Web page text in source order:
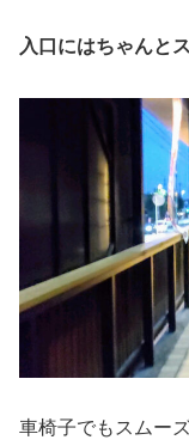
入口にはちゃんと
車椅子でもスムー